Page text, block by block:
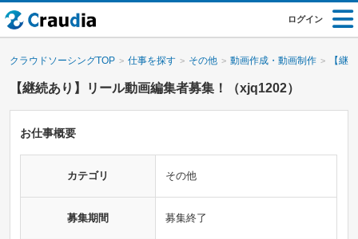
ログイン
クラウドソーシングTOP 仕事を探す その他 動画作成・動画制作 【継
【継続あり】リール動画編集者募集！（xjq1202）
お仕事概要
カテゴリ その他
募集期間 募集終了